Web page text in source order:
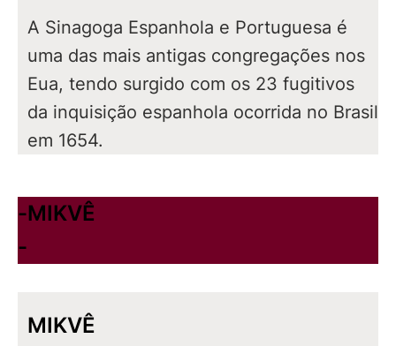
A Sinagoga Espanhola e Portuguesa é
uma das mais antigas congregações nos
Eua, tendo surgido com os 23 fugitivos
da inquisição espanhola ocorrida no Brasil
em 1654.
-
-
MIKVÊ
MIKVÊ